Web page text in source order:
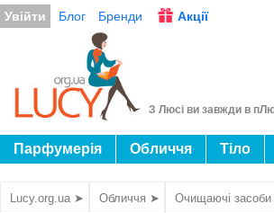
Увійти Блог Бренди Акції
З Люсі ви завжди в
Парфумерія Обличчя Тіло
Lucy.org.ua ➤ Обличчя ➤ Очищаючі